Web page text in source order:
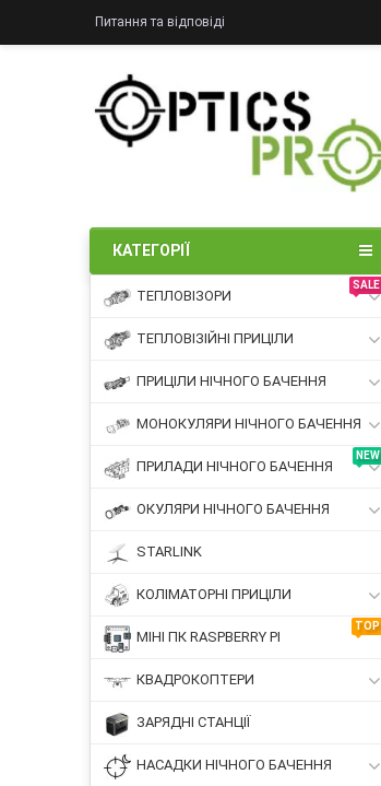
Питання та відповіді
КАТЕГОРІЇ
SALE
ТЕПЛОВІЗОРИ
ТЕПЛОВІЗІЙНІ ПРИЦІЛИ
ПРИЦІЛИ НІЧНОГО БАЧЕННЯ
МОНОКУЛЯРИ НІЧНОГО БАЧЕННЯ
NEW
ПРИЛАДИ НІЧНОГО БАЧЕННЯ
ОКУЛЯРИ НІЧНОГО БАЧЕННЯ
STARLINK
КОЛІМАТОРНІ ПРИЦІЛИ
TOP
МІНІ ПК RASPBERRY PI
КВАДРОКОПТЕРИ
ЗАРЯДНІ СТАНЦІЇ
НАСАДКИ НІЧНОГО БАЧЕННЯ